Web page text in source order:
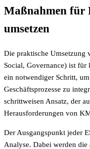
Maßnahmen für
umsetzen
Die praktische Umsetzung
Social, Governance) ist
ein notwendiger Schritt,
Geschäftsprozesse zu
schrittweisen Ansatz, der
Herausforderungen von
Der Ausgangspunkt jeder
Analyse. Dabei werden